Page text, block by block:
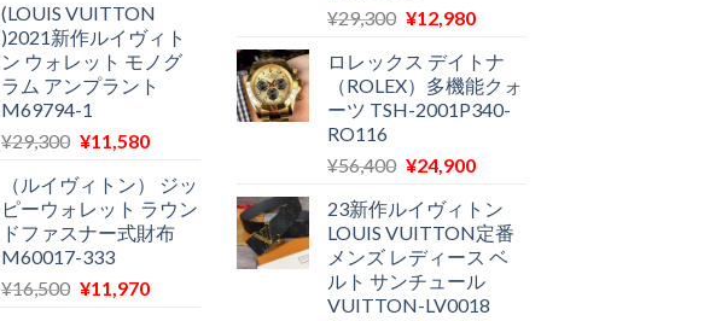
価
格
は
¥29,300
で
し
た。
の
価
格
は
で
(LOUIS VUITTON
)2021新作ルイヴィト
ン ウォレット モノグ
ラム アンプラント
M69794-1
¥29,300 元
価
格
は
¥29,300
で
¥11,580現
の
価
格
¥11,580
（ルイヴィトン） ジッ
ピーウォレット ラウン
ドファスナー式財布
M60017-333
¥16,500 元
¥11,970現
¥29,300 元
価
格
は
で
た。
¥12,980現
の
価
格
¥12,980
す。
ロレックス デイトナ
（ROLEX）多機能クォ
ーツ TSH-2001P340-
RO116
¥56,400 元
価
格
は
¥56,400
で
¥24,900現
の
価
格
は
¥24,900
23新作ルイヴィトン
LOUIS VUITTON定番
メンズ レディース ベ
ルト サンチュール
VUITTON-LV0018